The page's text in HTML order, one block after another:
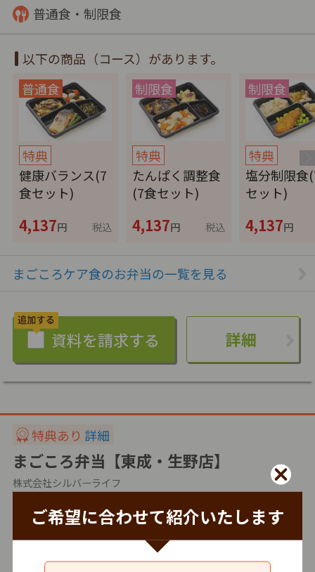
ご希望に合わせて紹介いたします
普通食・制限食
以下の商品（コース）があります。
特典
健康バランス(7
食セット)
4,137円 税込
特典
たんぱく調整食
(7食セット)
4,137円 税込
特典
塩分制限食
セット)
4,137円
まごころケア食のお弁当の一覧を見る
詳細
特典あり 詳細
まごころ弁当【東成・生野店】
株式会社シルバーライフ
冷蔵